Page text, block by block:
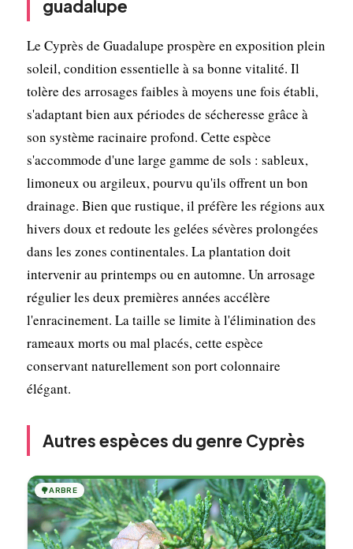
guadalupe
Le Cyprès de Guadalupe prospère en exposition plein
soleil, condition essentielle à sa bonne vitalité. Il
tolère des arrosages faibles à moyens une fois établi,
s'adaptant bien aux périodes de sécheresse grâce à
son système racinaire profond. Cette espèce
s'accommode d'une large gamme de sols : sableux,
limoneux ou argileux, pourvu qu'ils offrent un bon
drainage. Bien que rustique, il préfère les régions aux
hivers doux et redoute les gelées sévères prolongées
dans les zones continentales. La plantation doit
intervenir au printemps ou en automne. Un arrosage
régulier les deux premières années accélère
l'enracinement. La taille se limite à l'élimination des
rameaux morts ou mal placés, cette espèce
conservant naturellement son port colonnaire
élégant.
Autres espèces du genre Cyprès
🌳ARBRE